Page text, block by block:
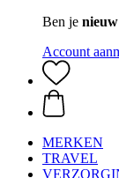
Ben je
Account
MERKEN
TRAVEL